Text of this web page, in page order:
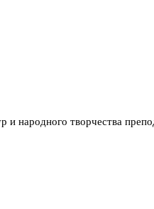
и народного творчества